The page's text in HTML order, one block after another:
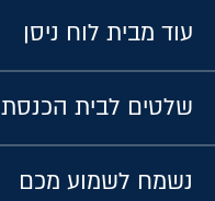
עוד מבית לוח ניסן
שלטים לבית הכנסת
נשמח לשמוע מכם